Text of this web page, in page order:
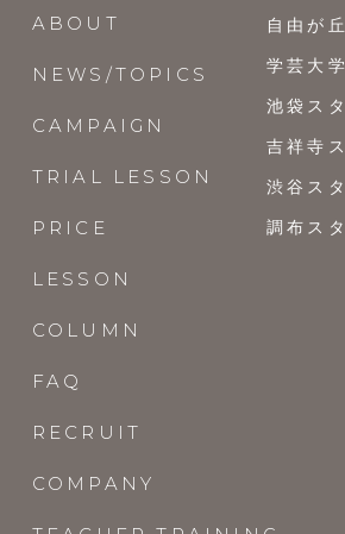
ABOUT
NEWS/TOPICS
CAMPAIGN
TRIAL LESSON
PRICE
自由が
学芸大
池袋ス
吉祥寺
渋谷ス
調布ス
LESSON
COLUMN
FAQ
RECRUIT
COMPANY